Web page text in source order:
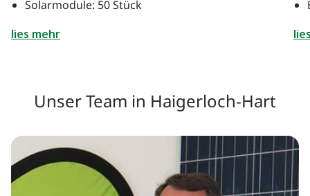
Solarmodule: 50 Stück
lies mehr
Unser Team in Haigerloch-Hart